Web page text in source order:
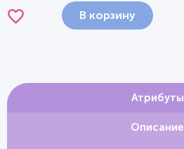
В корзину
Атрибуты
Описание